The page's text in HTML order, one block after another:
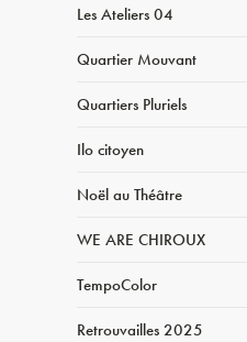
Les Ateliers 04
Quartier Mouvant
Quartiers Pluriels
Ilo citoyen
Noël au Théâtre
WE ARE CHIROUX
TempoColor
Retrouvailles 2025